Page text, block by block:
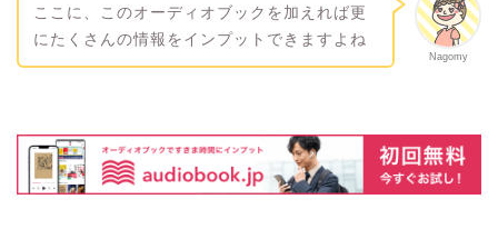
Nagomy
ここに、このオーディオブックを加えれば更
にたくさんの情報をインプットできますよね